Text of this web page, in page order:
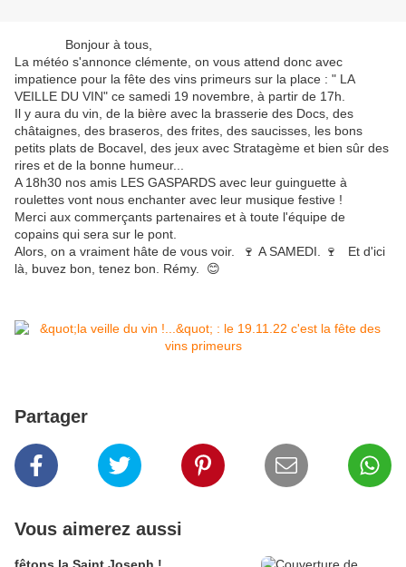
Bonjour à tous,
La météo s'annonce clémente, on vous attend donc avec
impatience pour la fête des vins primeurs sur la place : " LA
VEILLE DU VIN" ce samedi 19 novembre, à partir de 17h.
Il y aura du vin, de la bière avec la brasserie des Docs, des
châtaignes, des braseros, des frites, des saucisses, les bons
petits plats de Bocavel, des jeux avec Stratagème et bien sûr des
rires et de la bonne humeur...
A 18h30 nos amis LES GASPARDS avec leur guinguette à
roulettes vont nous enchanter avec leur musique festive !
Merci aux commerçants partenaires et à toute l'équipe de
copains qui sera sur le pont.
Alors, on a vraiment hâte de vous voir. 🍷 A SAMEDI. 🍷 Et d'ici
là, buvez bon, tenez bon. Rémy. 😊
Partager
Vous aimerez aussi